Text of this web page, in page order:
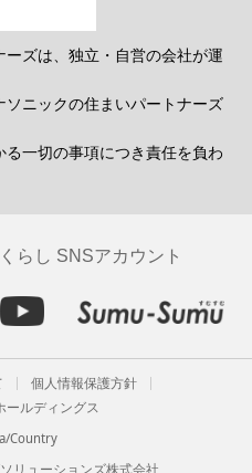
ズは、独立・自営の会社が運
ニックの住まいパートナーズ
一切の事項につき責任を負わ
らし SNSアカウント
個人情報保護方針
ールディングス
Country